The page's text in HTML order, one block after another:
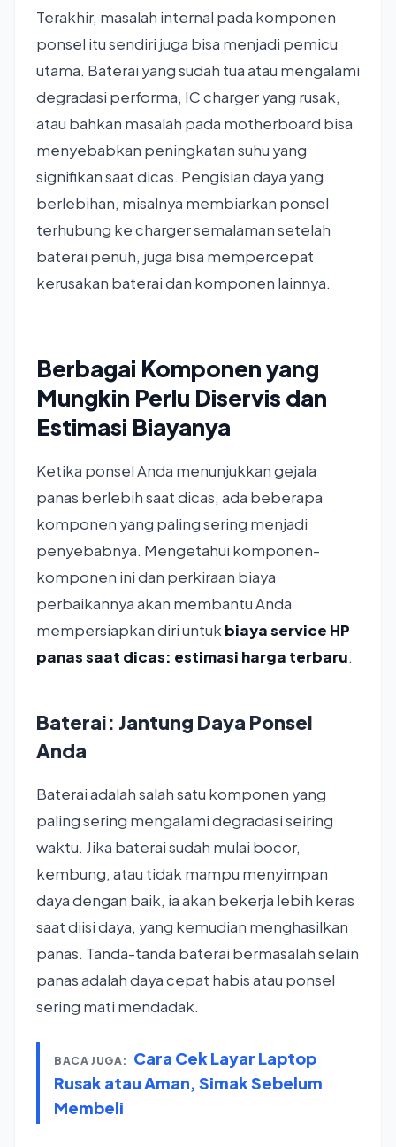
Terakhir, masalah internal pada komponen
ponsel itu sendiri juga bisa menjadi pemicu
utama. Baterai yang sudah tua atau mengalami
degradasi performa, IC charger yang rusak,
atau bahkan masalah pada motherboard bisa
menyebabkan peningkatan suhu yang
signifikan saat dicas. Pengisian daya yang
berlebihan, misalnya membiarkan ponsel
terhubung ke charger semalaman setelah
baterai penuh, juga bisa mempercepat
kerusakan baterai dan komponen lainnya.
Berbagai Komponen yang
Mungkin Perlu Diservis dan
Estimasi Biayanya
Ketika ponsel Anda menunjukkan gejala
panas berlebih saat dicas, ada beberapa
komponen yang paling sering menjadi
penyebabnya. Mengetahui komponen-
komponen ini dan perkiraan biaya
perbaikannya akan membantu Anda
mempersiapkan diri untuk biaya service HP
panas saat dicas: estimasi harga terbaru.
Baterai: Jantung Daya Ponsel
Anda
Baterai adalah salah satu komponen yang
paling sering mengalami degradasi seiring
waktu. Jika baterai sudah mulai bocor,
kembung, atau tidak mampu menyimpan
daya dengan baik, ia akan bekerja lebih keras
saat diisi daya, yang kemudian menghasilkan
panas. Tanda-tanda baterai bermasalah selain
panas adalah daya cepat habis atau ponsel
sering mati mendadak.
BACA JUGA:
Cara Cek Layar Laptop
Rusak atau Aman, Simak Sebelum
Membeli